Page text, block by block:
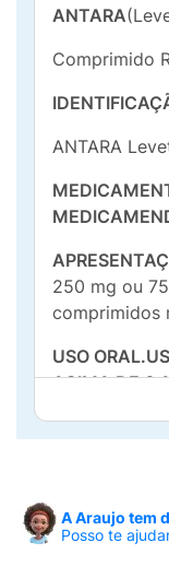
ANTARA
Comprimido
ANTARA
250 mg ou
comprimidos
USO
ACIMA DE 6
A Araujo tem
Posso te